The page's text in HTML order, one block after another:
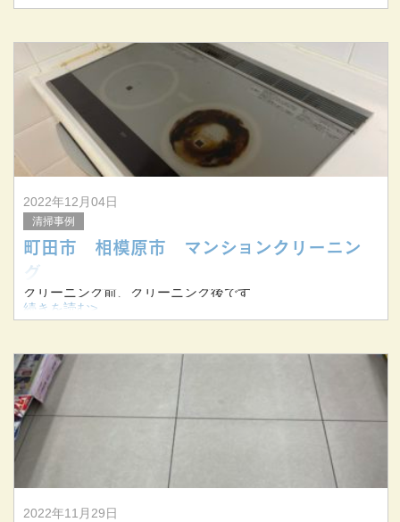
2022年12月04日
清掃事例
町田市 相模原市 マンションクリーニン
グ
クリーニング前、クリーニング後です
続きを読む>
2022年11月29日